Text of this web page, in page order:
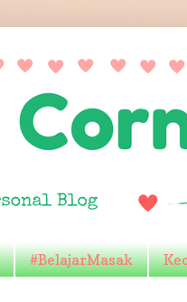
#BelajarMasak